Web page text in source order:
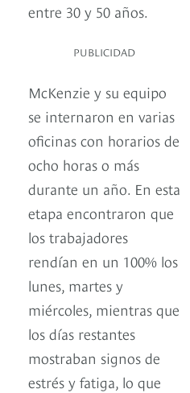
entre 30 y 50 años.
PUBLICIDAD
McKenzie y su equipo
se internaron en varias
oficinas con horarios de
ocho horas o más
durante un año. En esta
etapa encontraron que
los trabajadores
rendían en un 100% los
lunes, martes y
miércoles, mientras que
los días restantes
mostraban signos de
estrés y fatiga, lo que